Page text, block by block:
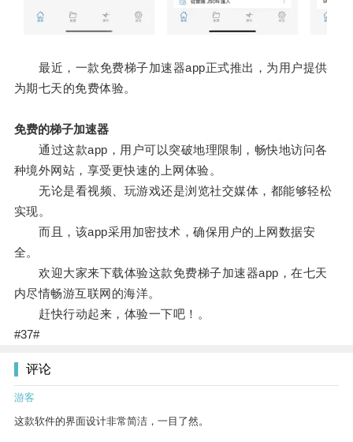
最近，一款免费梯子加速器app正式推出，为用户提供
为期七天的免费体验。
免费的梯子加速器
通过这款app，用户可以突破地理限制，畅快地访问各
种境外网站，享受更快速的上网体验。
无论是看视频、玩游戏还是浏览社交媒体，都能够轻松
实现。
而且，该app采用加密技术，确保用户的上网数据安
全。
欢迎大家来下载体验这款免费梯子加速器app，在七天
内尽情畅游互联网的海洋。
赶快行动起来，体验一下吧！。
#37#
评论
游客
这款软件的界面设计非常简洁，一目了然。